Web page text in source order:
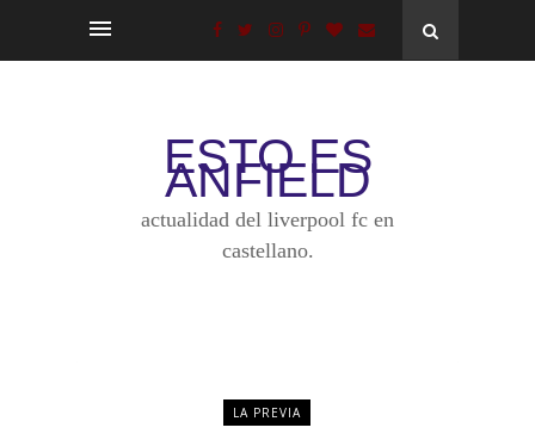
ESTO ES
ANFIELD
actualidad del liverpool fc en
castellano.
LA PREVIA